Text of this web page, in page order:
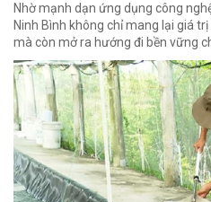
Nhờ mạnh dạn ứng dụng công
Ninh Bình không chỉ mang lại giá
mà còn mở ra hướng đi bền vững